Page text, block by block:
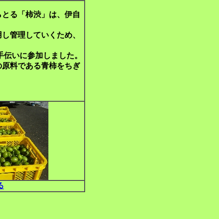
る「柿渋」は、伊自
管理していくため、
いに参加しました。
料である青柿をちぎ